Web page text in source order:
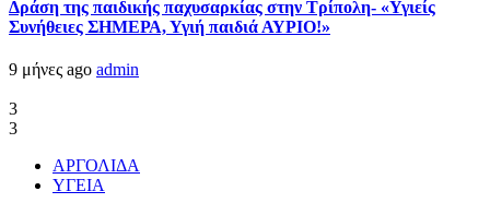
Δράση της παιδικής παχυσαρκίας στην Τρίπολη- «Υγιείς
Συνήθειες ΣΗΜΕΡΑ, Υγιή παιδιά ΑΥΡΙΟ!»
9 μήνες ago admin
3
3
ΑΡΓΟΛΙΔΑ
ΥΓΕΙΑ